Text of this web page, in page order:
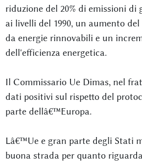
riduzione del 20% di emissioni di
ai livelli del 1990, un aumento del
da energie rinnovabili e un
dell'efficienza energetica.
Il Commissario Ue Dimas, nel
dati positivi sul rispetto del
parte dellâ€™Europa.
Lâ€™Ue e gran parte degli Stati
buona strada per quanto